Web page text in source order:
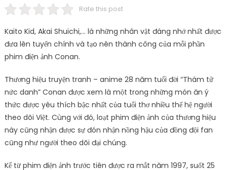
Rate this post
Kaito Kid, Akai Shuichi,… là những nhân vật đáng nhớ nhất được
đưa lên tuyến chính và tạo nên thành công của mỗi phần
phim điện ảnh Conan.
Thương hiệu truyện tranh – anime 28 năm tuổi đời “Thám tử
nức danh” Conan được xem là một trong những món ăn ý
thức được yêu thích bậc nhất của tuổi thơ nhiều thế hệ người
theo dõi Việt. Cùng với đó, loạt phim điện ảnh của thương hiệu
này cũng nhận được sự đón nhận nồng hậu của đồng đội fan
cũng như người theo dõi đại chúng.
Kể từ phim điện ảnh trước tiên được ra mắt năm 1997, suốt 25